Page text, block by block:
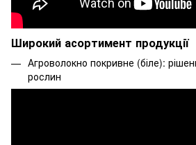
Широкий асортимент продукції
Агроволокно покривне (біле):
рослин